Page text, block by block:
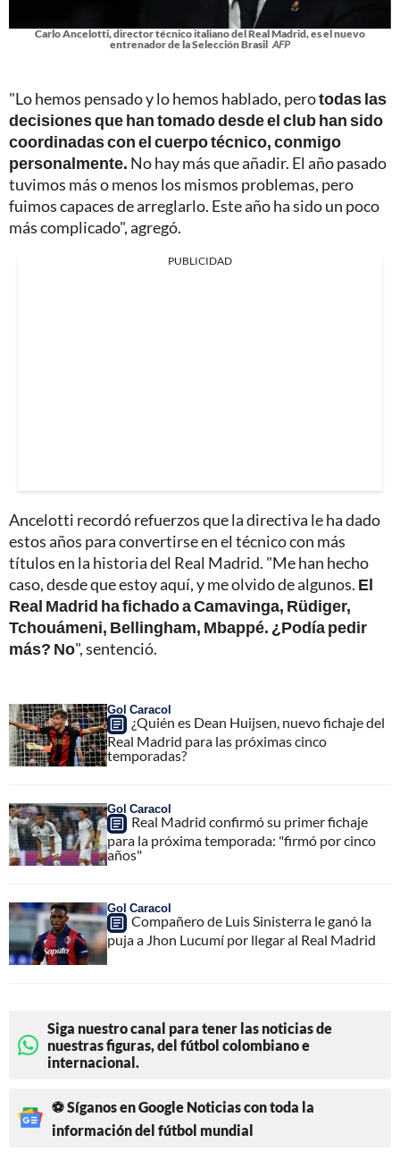
Carlo Ancelotti, director técnico italiano del Real Madrid, es el nuevo
entrenador de la Selección Brasil AFP
"Lo hemos pensado y lo hemos hablado, perotodas las
decisiones que han tomado desde el club han sido
coordinadas con el cuerpo técnico, conmigo
personalmente. No hay más que añadir. El año pasado
tuvimos más o menos los mismos problemas, pero
fuimos capaces de arreglarlo. Este año ha sido un poco
más complicado", agregó.
PUBLICIDAD
Ancelotti recordó refuerzos que la directiva le ha dado
estos años para convertirse en el técnico con más
títulos en la historia del Real Madrid. "Me han hecho
caso, desde que estoy aquí, y me olvido de algunos. El
Real Madrid ha fichado a Camavinga, Rüdiger,
Tchouámeni, Bellingham, Mbappé. ¿Podía pedir
más? No", sentenció.
Gol Caracol
¿Quién es Dean Huijsen, nuevo fichaje del
Real Madrid para las próximas cinco
temporadas?
Gol Caracol
Real Madrid confirmó su primer fichaje
para la próxima temporada: "firmó por cinco
años"
Gol Caracol
Compañero de Luis Sinisterra le ganó la
puja a Jhon Lucumí por llegar al Real Madrid
Siga nuestro canal para tener las noticias de
nuestras figuras, del fútbol colombiano e
internacional.
⚽ Síganos en Google Noticias con toda la
información del fútbol mundial